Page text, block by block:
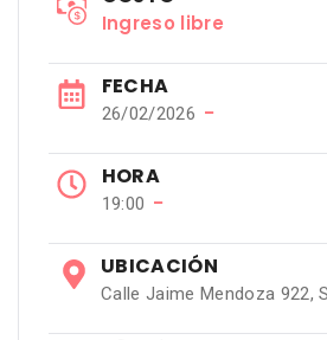
Ingreso libre
FECHA
26/02/2026 −
HORA
19:00 −
UBICACIÓN
Calle Jaime Mendoza 922,